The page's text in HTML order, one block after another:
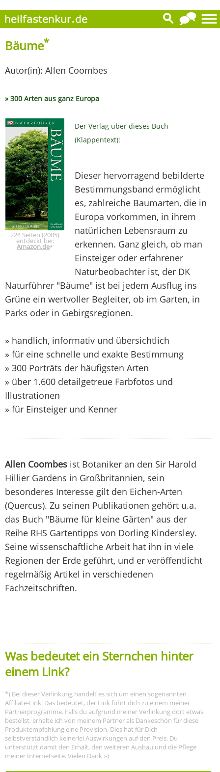
Bäume*
Autor(in): Allen Coombes
» 300 Arten aus ganz Europa
224 Seiten (2005)
entdeckt bei:
Amazon.de*
Der Verlag über dieses Buch
(Klappentext):
Dieser hervorragend bebilderte
Bestimmungsband ermöglicht
es, zahlreiche Baumarten, die in
Europa vorkommen, in ihrem
natürlichen Lebensraum zu
erkennen. Ganz gleich, ob man
Einsteiger oder erfahrener
Naturbeobachter ist, der DK
Naturführer "Bäume" ist bei jedem Ausflug ins
Grüne ein wertvoller Begleiter, ob im Garten, in
Parks oder in Gebirgsregionen.
» handlich, informativ und übersichtlich
» für eine schnelle und exakte Bestimmung
» 300 Porträts der häufigsten Arten
» über 1.600 detailgetreue Farbfotos und
Illustrationen
» für Einsteiger und Kenner
Allen Coombes ist Botaniker an den Sir Harold
Hillier Gardens in Großbritannien, sein
besonderes Interesse gilt den Eichen-Arten
(Quercus). Zu seinen Publikationen gehört u.a.
das Buch "Bäume für kleine Gärten" aus der
Reihe RHS Gartentipps von Dorling Kindersley.
Seine wissenschaftliche Arbeit hat ihn in viele
Regionen der Erde geführt, und er veröffentlicht
regelmäßig Artikel in verschiedenen
Fachzeitschriften.
Was bedeutet ein Sternchen hinter
einem Link?
*) Bei dieser Verlinkung handelt es sich um einen sogenannten
Affiliate-Link. Das bedeutet, der Link führt dich zu einem meiner
Partnerprogramme. Falls du aufgrund meiner Verlinkung dort etwas
bestellst, erhalte ich von meinem Partner als Dankeschön für diese
Produktempfehlung eine Provision. Dies hat für Dich
selbstverständlich keinerlei Auswirkungen auf den Preis. Du
unterstützt damit den Erhalt, den weiteren Ausbau und die Pflege
meiner Internetseite. Vielen Dank :-)